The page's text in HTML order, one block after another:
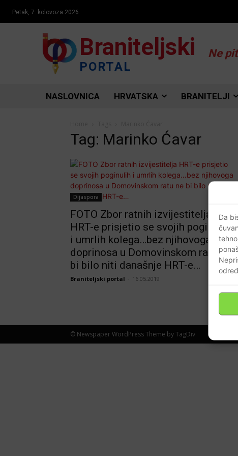
Da
Petak, 7. kolovoza 2026.
Braniteljski
PORTAL
Ne
NASLOVNICA HRVATSKA BRANITELJI
Tag: Marinko Ćavar
Dijaspora
FOTO Zbor ratnih izvijestitelja
HRT-e prisjetio se svojih poginulih
i umrlih kolega…bez njihovoga
doprinosa u Domovinskom ratu ne
bi bilo niti današnje HRT-e…
Braniteljski portal 16.05.2019
© Newspaper WordPress Theme by TagDiv